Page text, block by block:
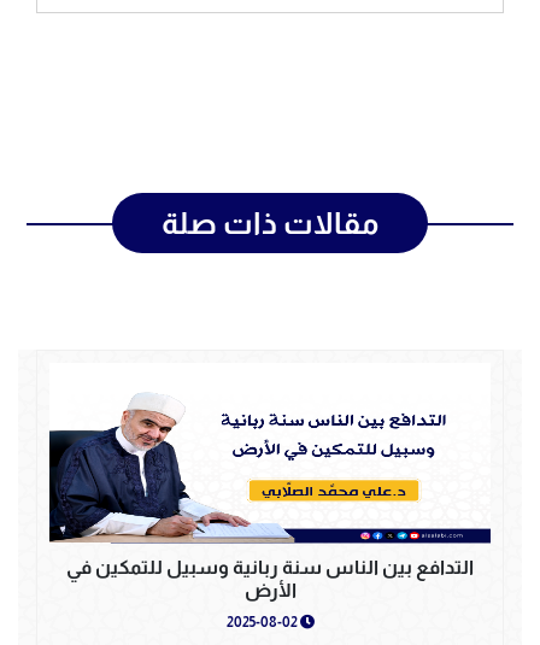
مقالات ذات صلة
التدافع بين الناس سنة ربانية وسبيل للتمكين في
الأرض
2025-08-02